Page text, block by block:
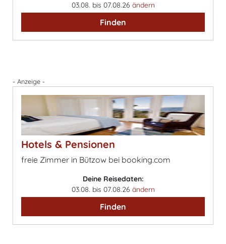
03.08. bis 07.08.26 ändern
Finden
- Anzeige -
Hotels & Pensionen
freie Zimmer in Bützow bei booking.com
Deine Reisedaten:
03.08. bis 07.08.26 ändern
Finden